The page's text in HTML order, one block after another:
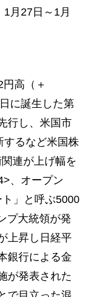
月27日～1月
高（＋
に誕生した第
行し、米国市
するなど米国株
連が上げ幅を
、オープン
」と呼ぶ5000
プ大統領が発
上昇し日経平
銀行による金
が発表された